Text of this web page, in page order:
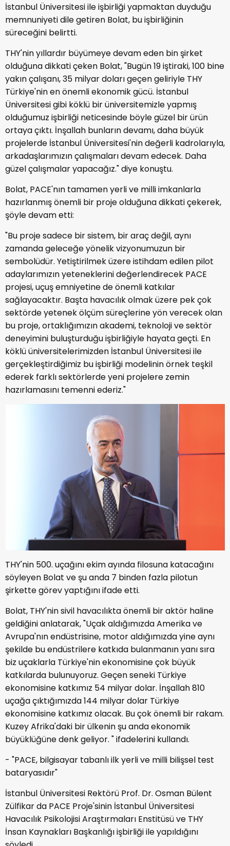
İstanbul Üniversitesi ile işbirliği yapmaktan duyduğu
memnuniyeti dile getiren Bolat, bu işbirliğinin
süreceğini belirtti.
THY'nin yıllardır büyümeye devam eden bin şirket
olduğuna dikkati çeken Bolat, "Bugün 19 iştiraki, 100 bine
yakın çalışanı, 35 milyar doları geçen geliriyle THY
Türkiye'nin en önemli ekonomik gücü. İstanbul
Üniversitesi gibi köklü bir üniversitemizle yapmış
olduğumuz işbirliği neticesinde böyle güzel bir ürün
ortaya çıktı. İnşallah bunların devamı, daha büyük
projelerde İstanbul Üniversitesi'nin değerli kadrolarıyla,
arkadaşlarımızın çalışmaları devam edecek. Daha
güzel çalışmalar yapacağız." diye konuştu.
Bolat, PACE'nın tamamen yerli ve milli imkanlarla
hazırlanmış önemli bir proje olduğuna dikkati çekerek,
şöyle devam etti:
"Bu proje sadece bir sistem, bir araç değil, aynı
zamanda geleceğe yönelik vizyonumuzun bir
sembolüdür. Yetiştirilmek üzere istihdam edilen pilot
adaylarımızın yeteneklerini değerlendirecek PACE
projesi, uçuş emniyetine de önemli katkılar
sağlayacaktır. Başta havacılık olmak üzere pek çok
sektörde yetenek ölçüm süreçlerine yön verecek olan
bu proje, ortaklığımızın akademi, teknoloji ve sektör
deneyimini buluşturduğu işbirliğiyle hayata geçti. En
köklü üniversitelerimizden İstanbul Üniversitesi ile
gerçekleştirdiğimiz bu işbirliği modelinin örnek teşkil
ederek farklı sektörlerde yeni projelere zemin
hazırlamasını temenni ederiz."
THY'nin 500. uçağını ekim ayında filosuna katacağını
söyleyen Bolat ve şu anda 7 binden fazla pilotun
şirkette görev yaptığını ifade etti.
Bolat, THY'nin sivil havacılıkta önemli bir aktör haline
geldiğini anlatarak, "Uçak aldığımızda Amerika ve
Avrupa'nın endüstrisine, motor aldığımızda yine aynı
şekilde bu endüstrilere katkıda bulanmanın yanı sıra
biz uçaklarla Türkiye'nin ekonomisine çok büyük
katkılarda bulunuyoruz. Geçen seneki Türkiye
ekonomisine katkımız 54 milyar dolar. İnşallah 810
uçağa çıktığımızda 144 milyar dolar Türkiye
ekonomisine katkımız olacak. Bu çok önemli bir rakam.
Kuzey Afrika'daki bir ülkenin şu anda ekonomik
büyüklüğüne denk geliyor. " ifadelerini kullandı.
- "PACE, bilgisayar tabanlı ilk yerli ve milli bilişsel test
bataryasıdır"
İstanbul Üniversitesi Rektörü Prof. Dr. Osman Bülent
Zülfikar da PACE Proje'sinin İstanbul Üniversitesi
Havacılık Psikolojisi Araştırmaları Enstitüsü ve THY
İnsan Kaynakları Başkanlığı işbirliği ile yapıldığını